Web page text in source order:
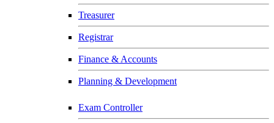
Treasurer
Registrar
Finance & Accounts
Planning & Development
Exam Controller